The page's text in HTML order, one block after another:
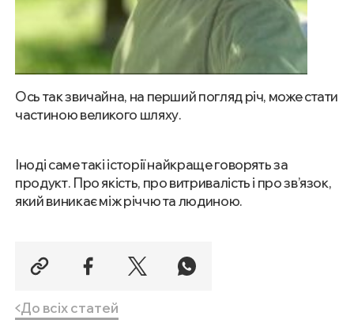
заяви про обробку персональних даних
Увійдіть
Ось так звичайна, на перший погляд річ, може стати
частиною великого шляху.
Іноді саме такі історії найкраще говорять за
продукт. Про якість, про витривалість і про зв’язок,
який виникає між річчю та людиною.
До всіх статей